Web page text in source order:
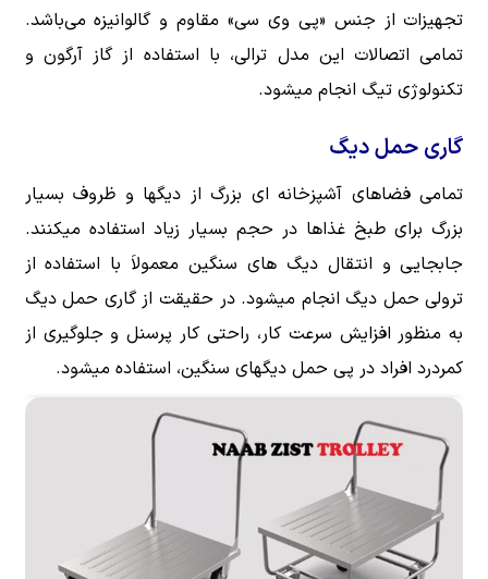
تجهیزات از جنس «پی وی سی» مقاوم و گالوانیزه می‌باشد.
تمامی اتصالات این مدل ترالی، با استفاده از گاز آرگون و
تکنولوژی تیگ انجام میشود.
گاری حمل دیگ
تمامی فضاهای آشپزخانه ای بزرگ از دیگها و ظروف بسیار
بزرگ برای طبخ غذاها در حجم بسیار زیاد استفاده میکنند.
جابجایی و انتقال دیگ های سنگین معمولاَ با استفاده از
ترولی حمل دیگ انجام میشود. در حقیقت از گاری حمل دیگ
به منظور افزایش سرعت کار، راحتی کار پرسنل و جلوگیری از
کمردرد افراد در پی حمل دیگهای سنگین، استفاده میشود.